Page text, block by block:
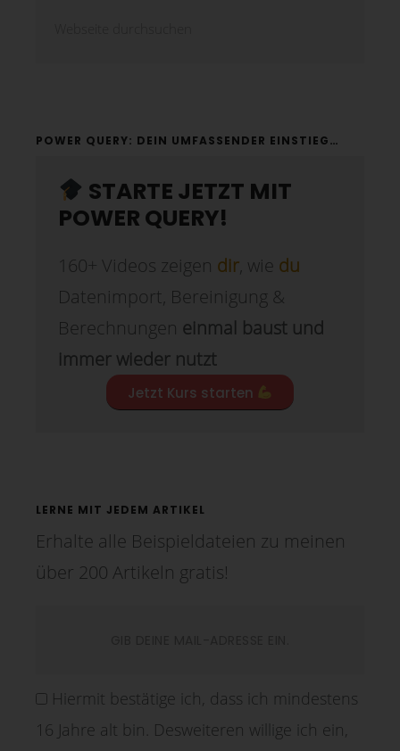
POWER QUERY: DEIN UMFASSENDER EINSTIEG…
STARTE JETZT MIT
POWER QUERY!
160+ Videos zeigen dir, wie du
Datenimport, Bereinigung &
Berechnungen einmal baust und
immer wieder nutzt
Jetzt Kurs starten
LERNE MIT JEDEM ARTIKEL
Erhalte alle Beispieldateien zu meinen
über 200 Artikeln gratis!
Hiermit bestätige ich, dass ich mindestens
16 Jahre alt bin. Desweiteren willige ich ein,